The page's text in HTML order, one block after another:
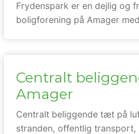
Frydenspark er en dejlig og
boligforening på Amager
Centralt
Amager
Centralt beliggende tæt på
stranden, offentlig transport,